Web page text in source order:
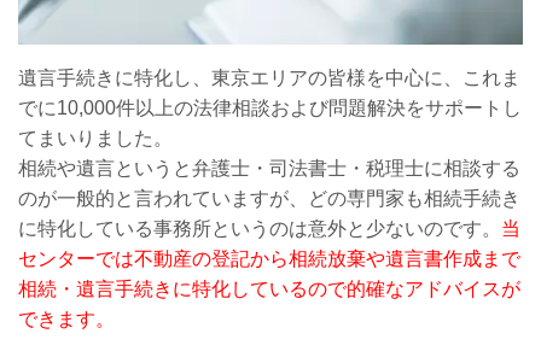
遺言手続きに特化し、東京エリアの皆様を中心に、これま
でに10,000件以上の法律相談および問題解決をサポートし
てまいりました。
相続や遺言というと弁護士・司法書士・税理士に相談する
のが一般的と言われていますが、どの専門家も相続手続き
に特化している事務所というのは意外と少ないのです。 当
センターでは不動産の登記から相続放棄や遺言書作成まで
相続・遺言手続きに特化しているので的確なアドバイスが
できます。